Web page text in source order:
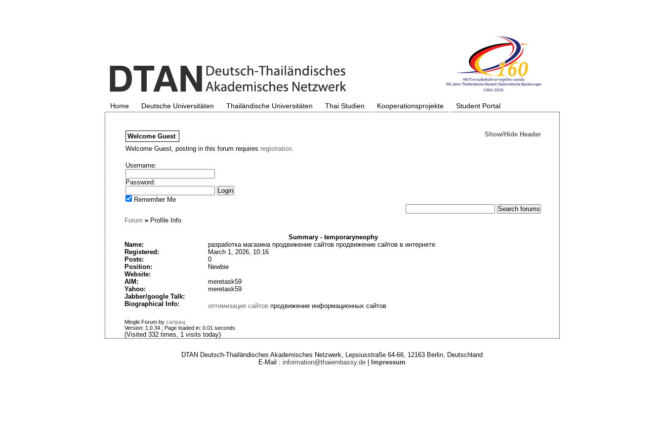
Home Deutsche Universitäten Thailändische Universitäten Thai Studien Kooperationsprojekte Student Portal
Welcome Guest
Show/Hide Header
Welcome Guest, posting in this forum requires registration.
Username:
Password:
Remember Me
Forum »Profile Info
Summary - temporaryneophy
Name:
разработка магазина продвижение сайтов продвижение сайтов в интернете
Registered:
March 1, 2026, 10:16
Posts:
0
Position:
Newbie
Website:
AIM:
meretask59
Yahoo:
meretask59
Jabber/google Talk:
Biographical Info:
оптимизация сайтовпродвижение информационных сайтов
Mingle Forum by cartpauj
Version: 1.0.34 ; Page loaded in: 0.01 seconds.
(Visited 332 times, 1 visits today)
DTAN Deutsch-Thailändisches Akademisches Netzwerk, Lepsiusstraße 64-66, 12163 Berlin, Deutschland
E-Mail : information@thaiembassy.de Impressum